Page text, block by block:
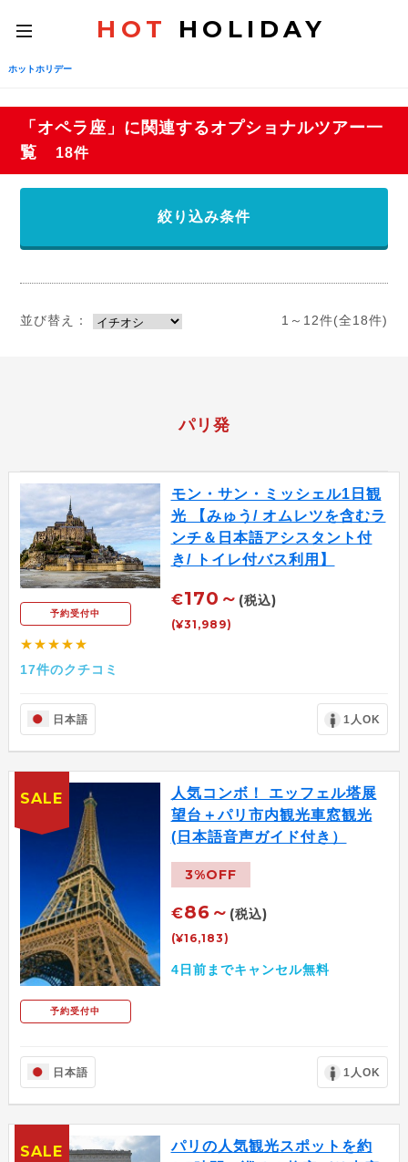
toggle
navigation
HOT HOLIDAY
ホットホリデー
「オペラ座」に関連するオプショナルツアー一
覧
18件
絞り込み条件
並び替え： 1～12件(全18件)
パリ発
予約受付中
★★★★★
17件のクチコミ
モン・サン・ミッシェル1日観
光 【みゅう/ オムレツを含むラ
ンチ＆日本語アシスタント付
き/ トイレ付バス利用】
€170～ (税込)
(¥31,989)
日本語 1人OK
予約受付中
人気コンボ！ エッフェル塔展
望台＋パリ市内観光車窓観光
(日本語音声ガイド付き）
3%OFF
€86～ (税込)
(¥16,183)
4日前までキャンセル無料
日本語 1人OK
SALE
パリの人気観光スポットを約
SALE